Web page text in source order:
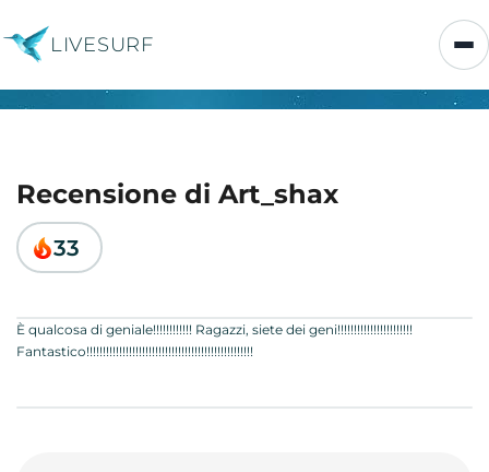
LIVESURF
Recensione di Art_shax
33
È qualcosa di geniale!!!!!!!!!!!! Ragazzi, siete dei geni!!!!!!!!!!!!!!!!!!!!!!!
Fantastico!!!!!!!!!!!!!!!!!!!!!!!!!!!!!!!!!!!!!!!!!!!!!!!!!!!